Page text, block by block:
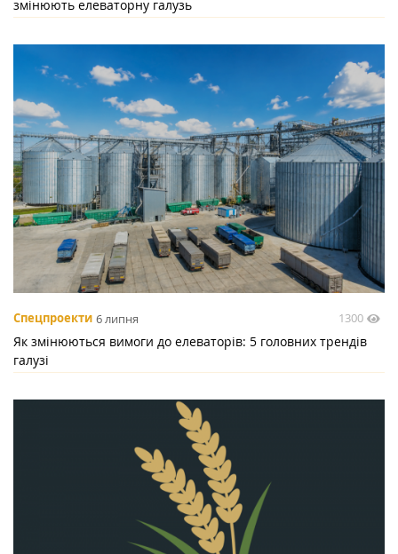
змінюють елеваторну галузь
Спецпроекти 6 липня 1300
Як змінюються вимоги до елеваторів: 5 головних трендів
галузі